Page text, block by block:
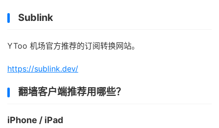
Sublink
YToo 机场官方推荐的订阅转换网站。
https://sublink.dev/
翻墙客户端推荐用哪些？
iPhone / iPad